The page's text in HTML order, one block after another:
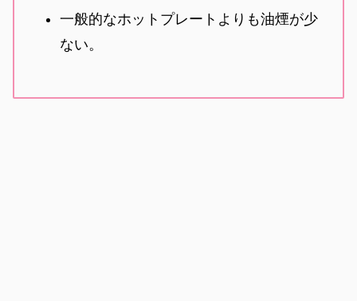
一般的なホットプレートよりも油煙が少
ない。